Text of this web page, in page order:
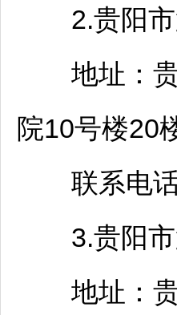
2.贵阳
地址：
院10号楼20
联系电话
3.贵阳
地址：